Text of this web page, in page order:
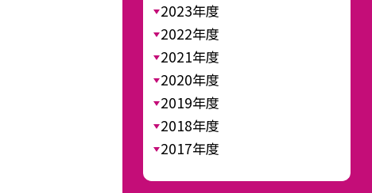
2023年度
2022年度
2021年度
2020年度
2019年度
2018年度
2017年度